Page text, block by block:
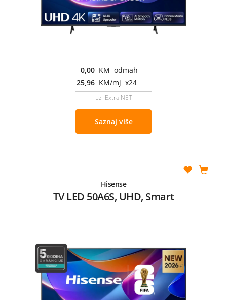
0,00 KM odmah
25,96 KM/mj x24
uz Extra NET
Saznaj više
Hisense
TV LED 50A6S, UHD, Smart